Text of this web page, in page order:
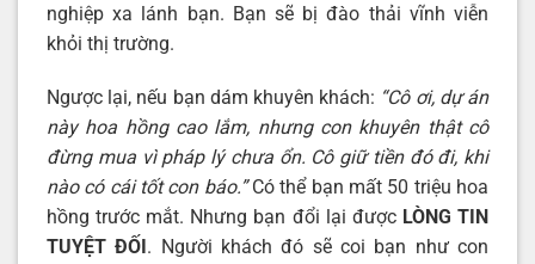
nghiệp xa lánh bạn. Bạn sẽ bị đào thải vĩnh viễn
khỏi thị trường.
Ngược lại, nếu bạn dám khuyên khách: “Cô ơi, dự án
này hoa hồng cao lắm, nhưng con khuyên thật cô
đừng mua vì pháp lý chưa ổn. Cô giữ tiền đó đi, khi
nào có cái tốt con báo.”Có thể bạn mất 50 triệu hoa
hồng trước mắt. Nhưng bạn đổi lại được LÒNG TIN
TUYỆT ĐỐI . Người khách đó sẽ coi bạn như con